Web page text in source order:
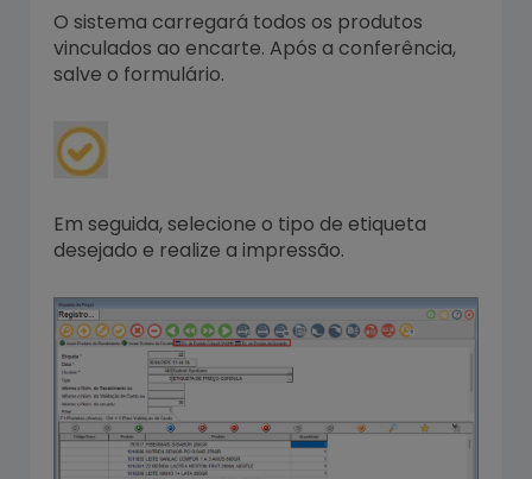
O sistema carregará todos os produtos
vinculados ao encarte. Após a conferência,
salve o formulário.
Em seguida, selecione o tipo de etiqueta
desejado e realize a impressão.